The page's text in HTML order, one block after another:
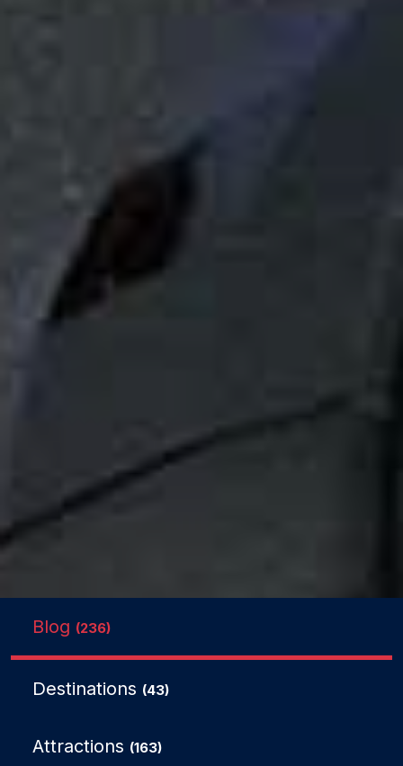
Blog (236)
Destinations (43)
Attractions (163)